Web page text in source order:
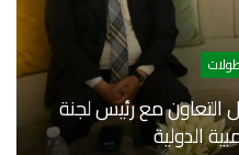
مع رئيس لجنة
الدولية